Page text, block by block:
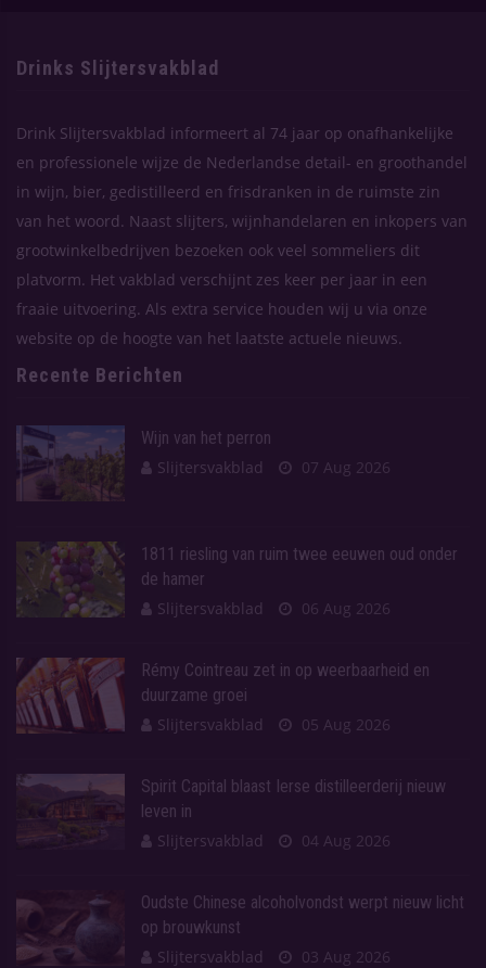
Drinks Slijtersvakblad
Drink Slijtersvakblad informeert al 74 jaar op onafhankelijke
en professionele wijze de Nederlandse detail- en groothandel
in wijn, bier, gedistilleerd en frisdranken in de ruimste zin
van het woord. Naast slijters, wijnhandelaren en inkopers van
grootwinkelbedrijven bezoeken ook veel sommeliers dit
platvorm. Het vakblad verschijnt zes keer per jaar in een
fraaie uitvoering. Als extra service houden wij u via onze
website op de hoogte van het laatste actuele nieuws.
Recente Berichten
Wijn van het perron
Slijtersvakblad
07 Aug 2026
1811 riesling van ruim twee eeuwen oud onder
de hamer
Slijtersvakblad
06 Aug 2026
Rémy Cointreau zet in op weerbaarheid en
duurzame groei
Slijtersvakblad
05 Aug 2026
Spirit Capital blaast Ierse distilleerderij nieuw
leven in
Slijtersvakblad
04 Aug 2026
Oudste Chinese alcoholvondst werpt nieuw licht
op brouwkunst
Slijtersvakblad
03 Aug 2026